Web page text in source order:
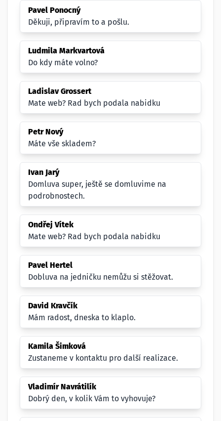
Pavel Ponocný
Děkuji, připravím to a pošlu.
Ludmila Markvartová
Do kdy máte volno?
Ladislav Grossert
Mate web? Rad bych podala nabidku
Petr Nový
Máte vše skladem?
Ivan Jarý
Domluva super, ještě se domluvime na
podrobnostech.
Ondřej Vítek
Mate web? Rad bych podala nabidku
Pavel Hertel
Dobluva na jedničku nemůžu si stěžovat.
David Kravčík
Mám radost, dneska to klaplo.
Kamila Šimková
Zustaneme v kontaktu pro další realizace.
Vladimír Navrátilík
Dobrý den, v kolik Vám to vyhovuje?